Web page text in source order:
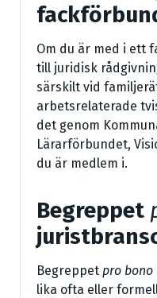
Om du är med i ett
till juridisk
särskilt vid
arbetsrelaterade
det genom
Lärarförbundet,
du är medlem i.
Begreppet
Begreppet pro bono
lika ofta eller